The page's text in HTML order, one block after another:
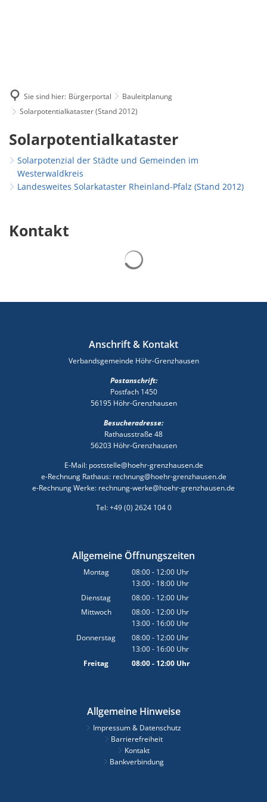
Sie sind hier: Bürgerportal
Bauleitplanung
Solarpotentialkataster (Stand 2012)
Solarpotentialkataster
(Stand
2012)
Solarpotentialkataster
Solarpotenzial der Städte und Gemeinden im
Westerwaldkreis
Landesweites Solarkataster Rheinland-Pfalz (Stand 2012)
Kontakt
Anschrift & Kontakt
Verbandsgemeinde Höhr-Grenzhausen
Postanschrift:
Postfach 1450
56195 Höhr-Grenzhausen
Besucheradresse:
Rathausstraße 48
56203 Höhr-Grenzhausen
E-Mail: poststelle@hoehr-grenzhausen.de
e-Rechnung Rathaus: rechnung@hoehr-grenzhausen.de
e-Rechnung Werke: rechnung-werke@hoehr-grenzhausen.de
Tel: +49 (0) 2624 104 0
Allgemeine Öffnungszeiten
Montag 08:00- 12:00 Uhr
Von 08:00 bis 12:00 Uhr
13:00- 18:00 Uhr
Von 13:00 bis 18:00 Uhr
Dienstag 08:00- 12:00 Uhr
Von 08:00 bis 12:00 Uhr
Mittwoch 08:00- 12:00 Uhr
Von 08:00 bis 12:00 Uhr
13:00- 16:00 Uhr
Von 13:00 bis 16:00 Uhr
Donnerstag 08:00- 12:00 Uhr
Von 08:00 bis 12:00 Uhr
13:00- 16:00 Uhr
Von 13:00 bis 16:00 Uhr
Freitag 08:00- 12:00Uhr
Allgemeine Hinweise
Impressum & Datenschutz
Barrierefreiheit
Kontakt
Bankverbindung